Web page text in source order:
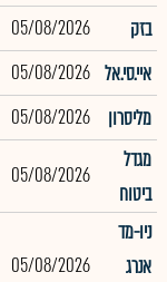
בזק
05/08/2026
איי.סי.אל 05/08/2026
מליסרון
05/08/2026
מגדל
ביטוח
05/08/2026
ניו-מד
אנרג
05/08/2026